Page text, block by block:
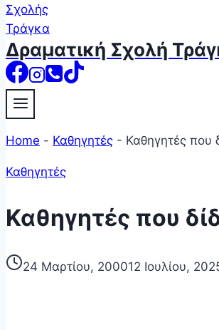
Δραματική Σχολή
Home - Καθηγητές - Καθηγητές που
Καθηγητές
Καθηγητές που
24 Μαρτίου, 200012 Ιουλίου,